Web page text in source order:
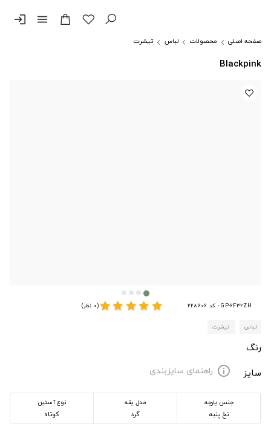
menu
login
صفحه اصلی محصولات لباس تیشرت
Blackpink
GP-6F32ZH - کد 228606 star
star
star
star
star(0 نظر)
لباس تیشرت
رنگ
سایز
info راهنمای سایزبندی
جنس پارچه
نخ پنبه
مدل یقه
گرد
نوع آستین
کوتاه